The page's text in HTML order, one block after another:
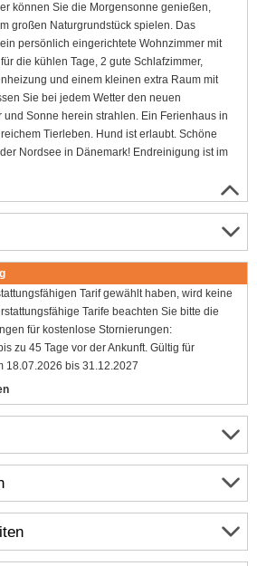
können Sie die Morgensonne genießen,
großen Naturgrundstück spielen. Das
persönlich eingerichtete Wohnzimmer mit
die kühlen Tage, 2 gute Schlafzimmer,
und einem kleinen extra Raum mit
Sie bei jedem Wetter den neuen
und Sonne herein strahlen. Ein Ferienhaus in
Tierleben. Hund ist erlaubt. Schöne
Nordsee in Dänemark! Endreinigung ist im
Tarif gewählt haben, wird keine
Tarife beachten Sie bitte die
für kostenlose Stornierungen:
zu 45 Tage vor der Ankunft. Gültig für
18.07.2026 bis 31.12.2027